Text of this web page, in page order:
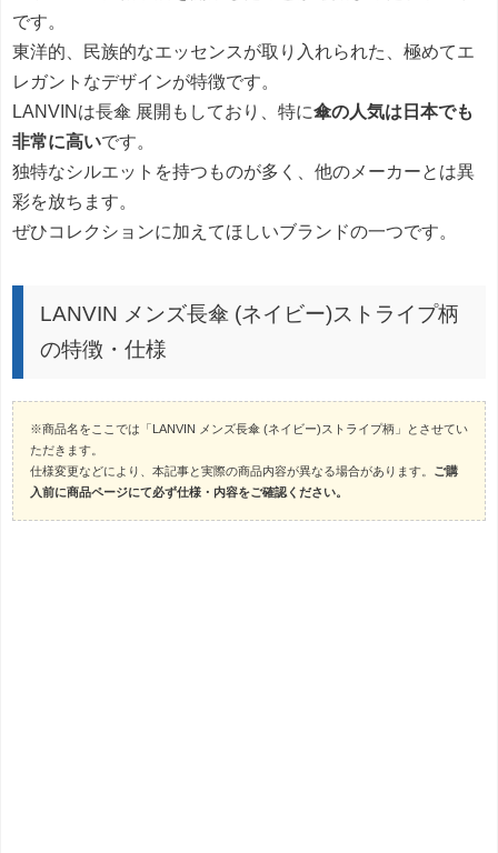
です。
東洋的、民族的なエッセンスが取り入れられた、極めてエ
レガントなデザインが特徴です。
LANVINは長傘 展開もしており、特に傘の人気は日本でも
非常に高いです。
独特なシルエットを持つものが多く、他のメーカーとは異
彩を放ちます。
ぜひコレクションに加えてほしいブランドの一つです。
LANVIN メンズ長傘 (ネイビー)ストライプ柄
の特徴・仕様
※商品名をここでは「LANVIN メンズ長傘 (ネイビー)ストライプ柄」とさせてい
ただきます。
仕様変更などにより、本記事と実際の商品内容が異なる場合があります。 ご購
入前に商品ページにて必ず仕様・内容をご確認ください。